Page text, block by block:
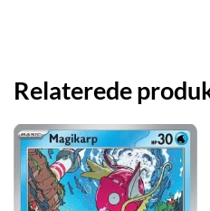
Relaterede